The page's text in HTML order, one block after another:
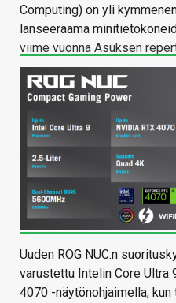
Computing) on yli
lanseeraama
viime vuonna Asuksen
Uuden ROG NUC:n
varustettu Intelin Core Ultra
4070 -näytönohjaimella,